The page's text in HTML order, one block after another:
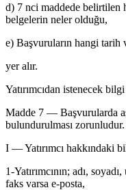
d) 7 nci maddede belirtilen
belgelerin neler olduğu,
e) Başvuruların hangi tarih
yer alır.
Yatırımcıdan istenecek
Madde 7 — Başvurularda
bulundurulması zorunludur.
I — Yatırımcı hakkındaki
1-Yatırımcının; adı,
faks varsa e-posta,